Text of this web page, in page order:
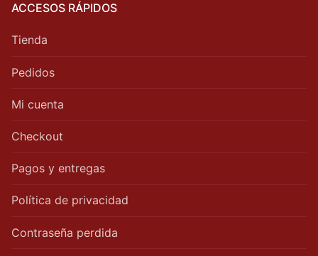
ACCESOS RÁPIDOS
Tienda
Pedidos
Mi cuenta
Checkout
Pagos y entregas
Política de privacidad
Contraseña perdida